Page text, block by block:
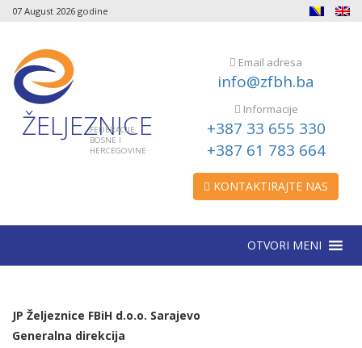
07 August 2026 godine
ŽELJEZNICE
FEDERACIJE
BOSNE I
HERCEGOVINE
Email adresa
info@zfbh.ba
Informacije
+387 33 655 330
+387 61 783 664
KONTAKTIRAJTE NAS
OTVORI MENI
JP Željeznice FBiH d.o.o. Sarajevo
Generalna direkcija